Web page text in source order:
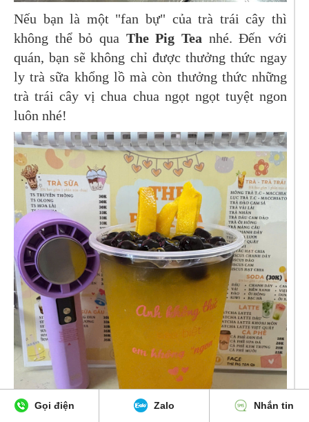
Nếu bạn là một "fan bự" của trà trái cây thì
không thể bỏ qua The Pig Tea nhé. Đến với
quán, bạn sẽ không chỉ được thưởng thức ngay
ly trà sữa khổng lồ mà còn thưởng thức những
trà trái cây vị chua chua ngọt ngọt tuyệt ngon
luôn nhé!
Gọi điện Zalo Nhắn tin